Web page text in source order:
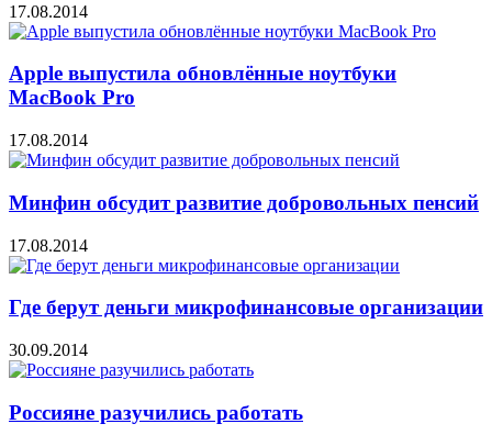
17.08.2014
Apple выпустила обновлённые ноутбуки
MacBook Pro
17.08.2014
Минфин обсудит развитие добровольных пенсий
17.08.2014
Где берут деньги микрофинансовые организации
30.09.2014
Россияне разучились работать